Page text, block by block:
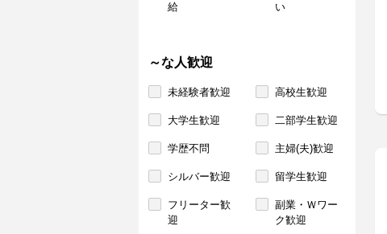
給
い
～な人歓迎
未経験者歓迎 高校生歓迎
大学生歓迎 二部学生歓迎
学歴不問 主婦(夫)歓迎
シルバー歓迎 留学生歓迎
フリーター歓
迎
副業・Ｗワー
ク歓迎